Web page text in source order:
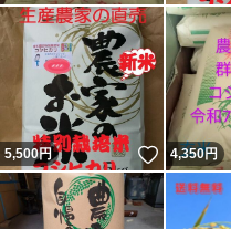
5,500円 いいね！
4,350円